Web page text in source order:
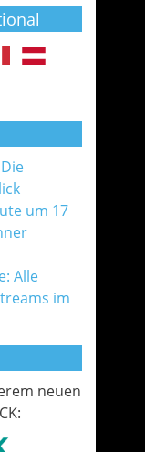
um 17
Alle
im
neuen